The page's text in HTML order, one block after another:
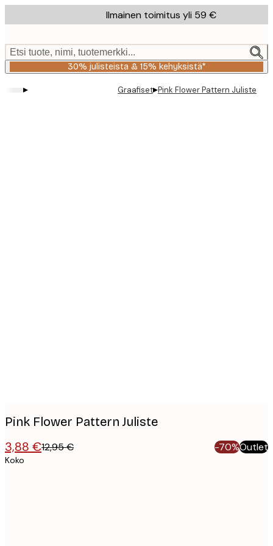
to
content.
Ilmainen toimitus yli 59 €
Etsi tuote, nimi, tuotemerkki...
30% julisteista & 15% kehyksistä*
▸ Graafiset▸Pink Flower Pattern Juliste
Pink Flower Pattern Juliste
3,88 €12,95 € -70%Outlet
Koko